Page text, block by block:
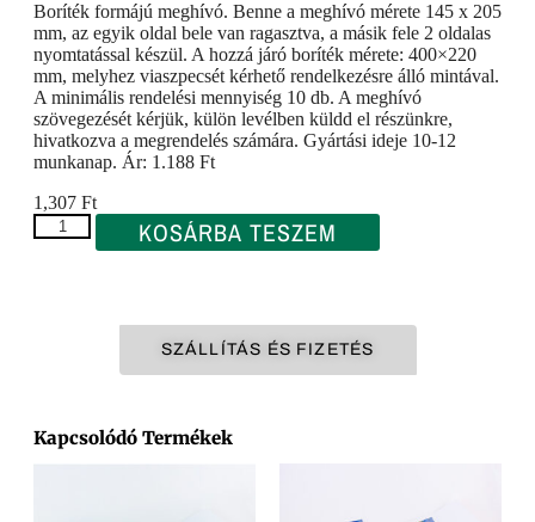
Boríték formájú meghívó. Benne a meghívó mérete 145 x 205
mm, az egyik oldal bele van ragasztva, a másik fele 2 oldalas
nyomtatással készül. A hozzá járó boríték mérete: 400×220
mm, melyhez viaszpecsét kérhető rendelkezésre álló mintával.
A minimális rendelési mennyiség 10 db. A meghívó
szövegezését kérjük, külön levélben küldd el részünkre,
hivatkozva a megrendelés számára. Gyártási ideje 10-12
munkanap. Ár: 1.188 Ft
1,307 Ft
KOSÁRBA TESZEM
SZÁLLÍTÁS ÉS FIZETÉS
Kapcsolódó Termékek